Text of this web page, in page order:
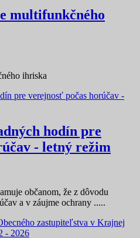
multifunkčného
ihriska
hodín pre
- letný režim
občanom, že z dôvodu
a v záujme ochrany .....